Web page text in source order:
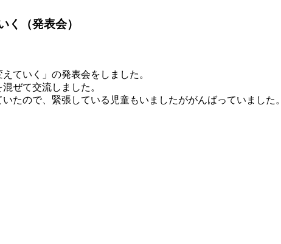
く（発表会）
ていく」の発表会をしました。
ぜて交流しました。
たので、緊張している児童もいましたががんばっていました。